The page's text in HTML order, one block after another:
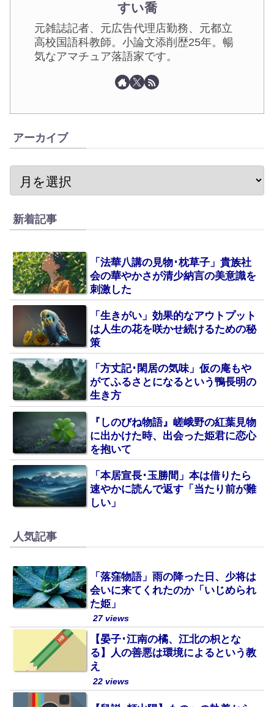
すい喬
元雑誌記者、元広告代理店勤務、元都立
高校国語科教師。小論文添削歴25年。暢
気なアマチュア落語家です。
アーカイブ
新着記事
「法華八講の見物･枕草子」貴族社
会の華やかさが清少納言の美意識を
刺激した
「生きがい」効果的なアウトプット
は人生の花を咲かせ続けるための秘
策
「方丈記･閑居の気味」仮の庵もや
がてふるさとになるという鴨長明の
生き方
『しのびね物語』嵯峨野の紅葉見物
に出かけた時、出会った姫君に恋心
を抱いて
「本居宣長･玉勝間」本は借りたら
速やかに読んで返す「当たり前が難
しい」
人気記事
「落窪物語」雨の降った日、少将は
会いに来てくれたのか「いじめられ
た姫」
27 views
【晏子･江南の橘、江北の枳とな
る】人の善悪は環境によるという教
え
22 views